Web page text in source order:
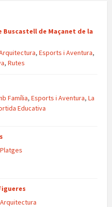
Buscastell de Maçanet de la
, Esports i Aventura,
, Rutes
Família, Esports i Aventura, La
Educativa
Platges
Arquitectura